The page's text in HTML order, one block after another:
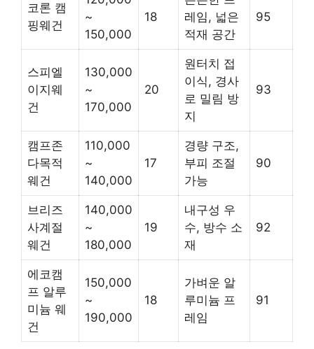
코론 캠
핑웨건
~
150,000
18
레임, 넓은
적재 공간
95
스피엘
이지웨
건
130,000
~
170,000
20
원터치 접
이식, 경사
로 밀림 방
지
93
캠프존
다목적
웨건
110,000
~
140,000
17
경량 구조,
부피 조절
가능
90
브리즈
사계절
웨건
140,000
~
180,000
19
내구성 우
수, 방수 소
재
92
에코캠
프 알루
미늄 웨
건
150,000
~
190,000
18
가벼운 알
루미늄 프
레임
91